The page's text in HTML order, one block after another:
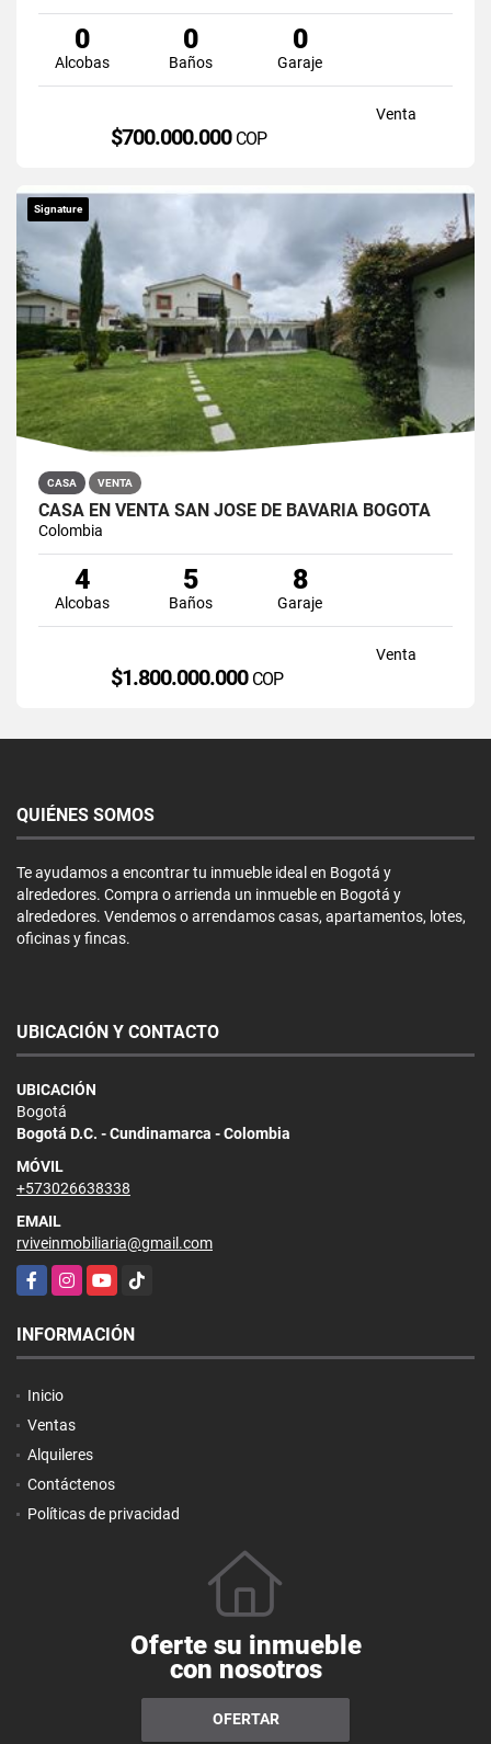
0
Alcobas
0
Baños
0
Garaje
Venta
$700.000.000 COP
Signature
CASA VENTA
CASA EN VENTA SAN JOSÉ DE BAVARIA BOGOTÁ
Colombia
4
Alcobas
5
Baños
8
Garaje
Venta
$1.800.000.000 COP
QUIÉNES SOMOS
Te ayudamos a encontrar tu inmueble ideal en Bogotá y
alrededores. Compra o arrienda un inmueble en Bogotá y
alrededores. Vendemos o arrendamos casas, apartamentos, lotes,
oficinas y fincas.
UBICACIÓN Y CONTACTO
UBICACIÓN
Bogotá
Bogotá D.C. - Cundinamarca - Colombia
MÓVIL
+573026638338
EMAIL
rviveinmobiliaria@gmail.com
FacebookInstagramYouTubeTikTok
INFORMACIÓN
Inicio
Ventas
Alquileres
Contáctenos
Políticas de privacidad
Oferte su inmueble
con nosotros
OFERTAR